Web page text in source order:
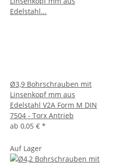
Ø3,9 Bohrschrauben mit
Linsenkopf mm aus
Edelstahl V2A Form M DIN
7504 - Torx Antrieb
ab 0,05 € *
Auf Lager